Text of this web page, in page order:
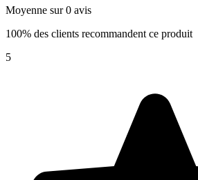
Moyenne sur 0 avis
100% des clients recommandent ce produit
5